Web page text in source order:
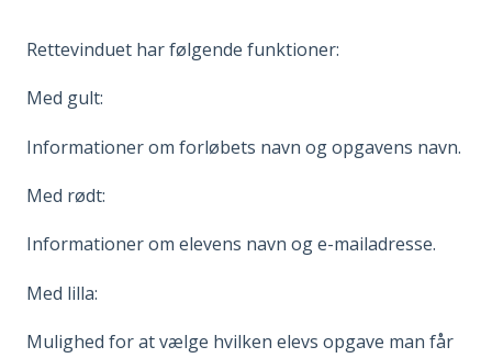
Rettevinduet har følgende funktioner:
Med gult:
Informationer om forløbets navn og opgavens navn.
Med rødt:
Informationer om elevens navn og e-mailadresse.
Med lilla:
Mulighed for at vælge hvilken elevs opgave man får